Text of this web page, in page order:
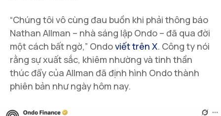
“Chúng tôi vô cùng đau buồn khi phải thông báo
Nathan Allman – nhà sáng lập Ondo – đã qua đời
một cách bất ngờ,” Ondoviết trên X. Công ty nói
rằng sự xuất sắc, khiêm nhường và tinh thần
thúc đẩy của Allman đã định hình Ondo thành
phiên bản như ngày hôm nay.